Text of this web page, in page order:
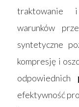
traktowanie i
warunków
syntetyczne
kompresję i
odpowiednich
efektywność